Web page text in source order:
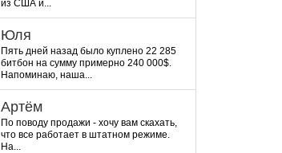
из США и...
Юля
Пять дней назад было куплено 22 285
битбон на сумму примерно 240 000$.
Напоминаю, наша...
Артём
По поводу продажи - хочу вам скахать,
что все работает в штатном режиме.
На...